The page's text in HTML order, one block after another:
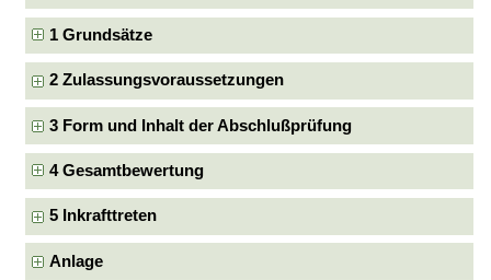
1 Grundsätze
2 Zulassungsvoraussetzungen
3 Form und Inhalt der Abschlußprüfung
4 Gesamtbewertung
5 Inkrafttreten
Anlage